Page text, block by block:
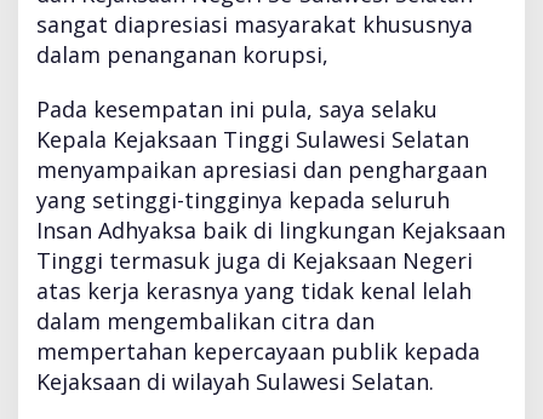
sangat diapresiasi masyarakat khususnya
dalam penanganan korupsi,
Pada kesempatan ini pula, saya selaku
Kepala Kejaksaan Tinggi Sulawesi Selatan
menyampaikan apresiasi dan penghargaan
yang setinggi-tingginya kepada seluruh
Insan Adhyaksa baik di lingkungan Kejaksaan
Tinggi termasuk juga di Kejaksaan Negeri
atas kerja kerasnya yang tidak kenal lelah
dalam mengembalikan citra dan
mempertahan kepercayaan publik kepada
Kejaksaan di wilayah Sulawesi Selatan.